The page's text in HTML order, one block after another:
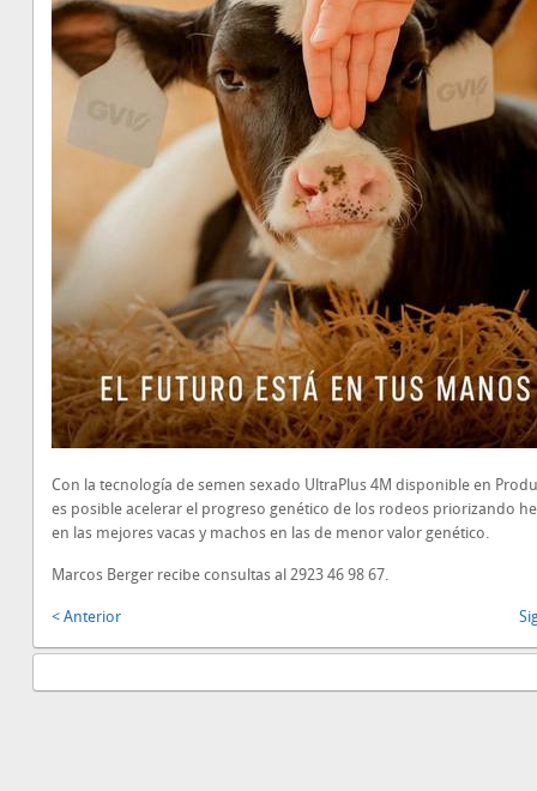
Con la tecnología de semen sexado UltraPlus 4M disponible en
es posible acelerar el progreso genético de los rodeos priorizando
en las mejores vacas y machos en las de menor valor genético.
Marcos Berger recibe consultas al 2923 46 98 67.
< Anterior